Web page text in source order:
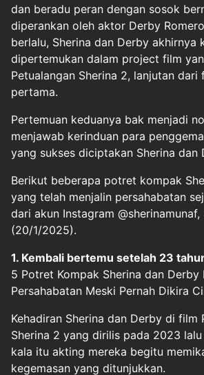
dan beradu peran dengan sosok
diperankan oleh aktor Derby
berlalu, Sherina dan Derby akhirnya
dipertemukan dalam project film
Petualangan Sherina 2, lanjutan dari
pertama.
Pertemuan keduanya bak menjadi
menjawab kerinduan para
yang sukses diciptakan Sherina dan
Berikut beberapa potret kompak
yang telah menjalin persahabatan
dari akun Instagram @sherinamunaf,
(20/1/2025).
1. Kembali bertemu setelah 23
5 Potret Kompak Sherina dan Derby
Persahabatan Meski Pernah Dikira
Kehadiran Sherina dan Derby di film
Sherina 2 yang dirilis pada 2023
kala itu akting mereka begitu
kegemasan yang ditunjukkan.